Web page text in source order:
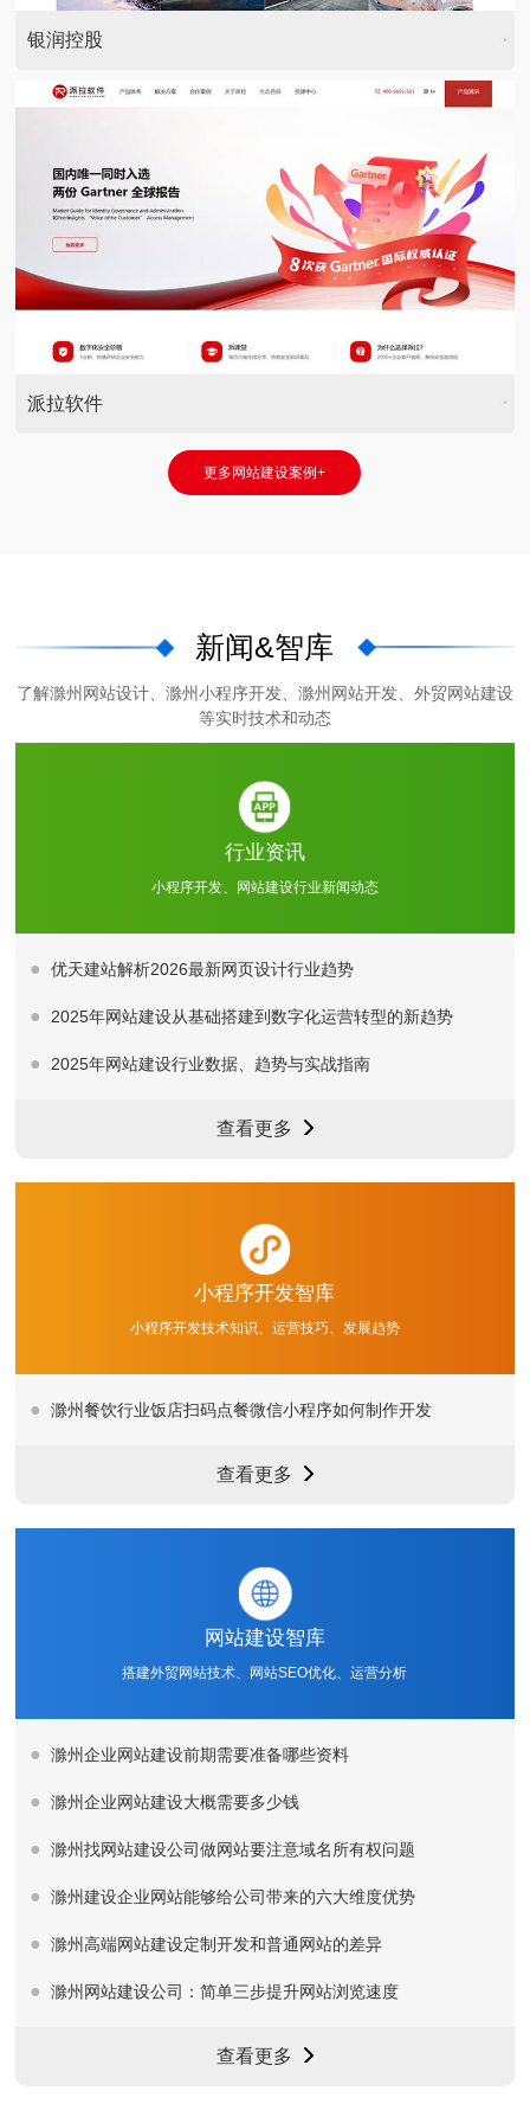
银润控股
派拉软件
更多网站建设案例+
新闻&智库
了解滁州网站设计、滁州小程序开发、滁州网站开发、外贸网站建设
等实时技术和动态
行业资讯
小程序开发、网站建设行业新闻动态
优天建站解析2026最新网页设计行业趋势
2025年网站建设从基础搭建到数字化运营转型的新趋势
2025年网站建设行业数据、趋势与实战指南
查看更多
小程序开发智库
小程序开发技术知识、运营技巧、发展趋势
滁州餐饮行业饭店扫码点餐微信小程序如何制作开发
查看更多
网站建设智库
搭建外贸网站技术、网站SEO优化、运营分析
滁州企业网站建设前期需要准备哪些资料
滁州企业网站建设大概需要多少钱
滁州找网站建设公司做网站要注意域名所有权问题
滁州建设企业网站能够给公司带来的六大维度优势
滁州高端网站建设定制开发和普通网站的差异
滁州网站建设公司：简单三步提升网站浏览速度
查看更多